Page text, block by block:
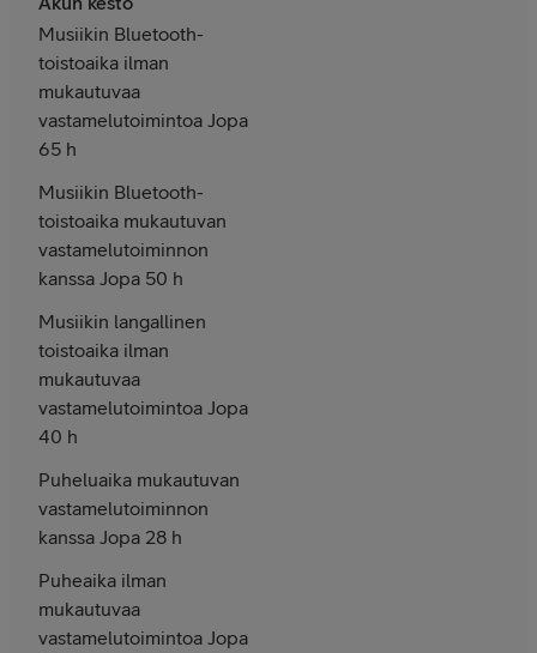
Musiikin Bluetooth-
toistoaika ilman
mukautuvaa
vastamelutoimintoa Jopa
65 h
Musiikin Bluetooth-
toistoaika mukautuvan
vastamelutoiminnon
kanssa Jopa 50 h
Musiikin langallinen
toistoaika ilman
mukautuvaa
vastamelutoimintoa Jopa
40 h
Puheluaika mukautuvan
vastamelutoiminnon
kanssa Jopa 28 h
Puheaika ilman
mukautuvaa
vastamelutoimintoa Jopa